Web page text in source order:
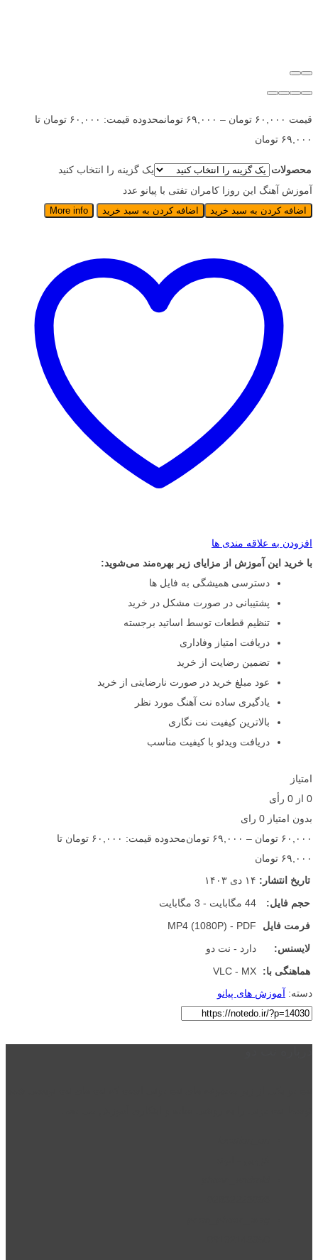
قیمت ۶۰,۰۰۰ تومان – ۶۹,۰۰۰ تومان
محدوده قیمت: ۶۰,۰۰۰ تومان تا
۶۹,۰۰۰ تومان
محصولات
یک گزینه را انتخاب کنید
آموزش آهنگ این روزا کامران تفتی با پیانو عدد
اضافه کردن به سبد خرید اضافه کردن به سبد خرید More info
افزودن به علاقه مندی ها
با خرید این آموزش از مزایای زیر بهره‌مند می‌شوید:
دسترسی همیشگی به فایل ها
پشتیبانی در صورت مشکل در خرید
تنظیم قطعات توسط اساتید برجسته
دریافت امتیاز وفاداری
تضمین رضایت از خرید
عود مبلغ خرید در صورت نارضایتی از خرید
یادگیری ساده نت آهنگ مورد نظر
بالاترین کیفیت نت نگاری
دریافت ویدئو با کیفیت مناسب
امتیاز
0 از 0 رأی
بدون امتیاز 0 رای
۶۰,۰۰۰ تومان – ۶۹,۰۰۰ تومان
محدوده قیمت: ۶۰,۰۰۰ تومان تا
۶۹,۰۰۰ تومان
تاریخ انتشار: ۱۴ دی ۱۴۰۳
حجم فایل:
44 مگابایت - 3 مگابایت
فرمت فایل
MP4 (1080P) - PDF
لایسنس:
دارد - نت دو
هماهنگی با:
VLC - MX
دسته: آموزش های پیانو